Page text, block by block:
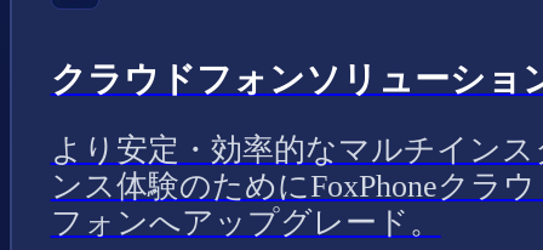
クラウドフォンソリューショ
より安定・効率的なマルチインス
ンス体験のためにFoxPhoneクラ
フォンへアップグレード。